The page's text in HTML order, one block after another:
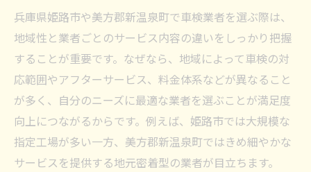
兵庫県姫路市や美方郡新温泉町で車検業者を選ぶ際は、
地域性と業者ごとのサービス内容の違いをしっかり把握
することが重要です。なぜなら、地域によって車検の対
応範囲やアフターサービス、料金体系などが異なること
が多く、自分のニーズに最適な業者を選ぶことが満足度
向上につながるからです。例えば、姫路市では大規模な
指定工場が多い一方、美方郡新温泉町ではきめ細やかな
サービスを提供する地元密着型の業者が目立ちます。